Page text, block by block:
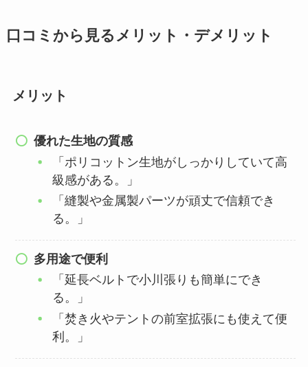
口コミから見るメリット・デメリット
メリット
優れた生地の質感
「ポリコットン生地がしっかりしていて高
級感がある。」
「縫製や金属製パーツが頑丈で信頼でき
る。」
多用途で便利
「延長ベルトで小川張りも簡単にでき
る。」
「焚き火やテントの前室拡張にも使えて便
利。」